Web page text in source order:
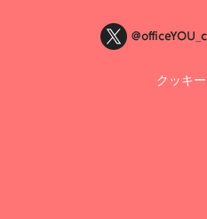
クッキー